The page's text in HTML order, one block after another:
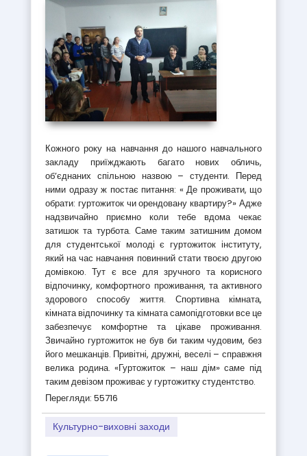
Кожного року на навчання до нашого навчального
закладу приїжджають багато нових обличь,
об’єднаних спільною назвою – студенти. Перед
ними одразу ж постає питання: « Де проживати, що
обрати: гуртожиток чи орендовану квартиру?» Адже
надзвичайно приємно коли тебе вдома чекає
затишок та турбота. Саме таким затишним домом
для студентської молоді є гуртожиток інституту,
який на час навчання повинний стати твоєю другою
домівкою. Тут є все для зручного та корисного
відпочинку, комфортного проживання, та активного
здорового способу життя. Спортивна кімната,
кімната відпочинку та кімната самопідготовки все це
забезпечує комфортне та цікаве проживання.
Звичайно гуртожиток не був би таким чудовим, без
його мешканців. Привітні, дружні, веселі – справжня
велика родина. «Гуртожиток – наш дім» саме під
таким девізом проживає у гуртожитку студентство.
Перегляди: 55716
Культурно-виховні заходи